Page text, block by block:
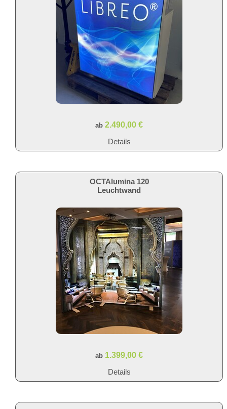
ab 2.490,00 €
Details
OCTAlumina 120
Leuchtwand
ab 1.399,00 €
Details